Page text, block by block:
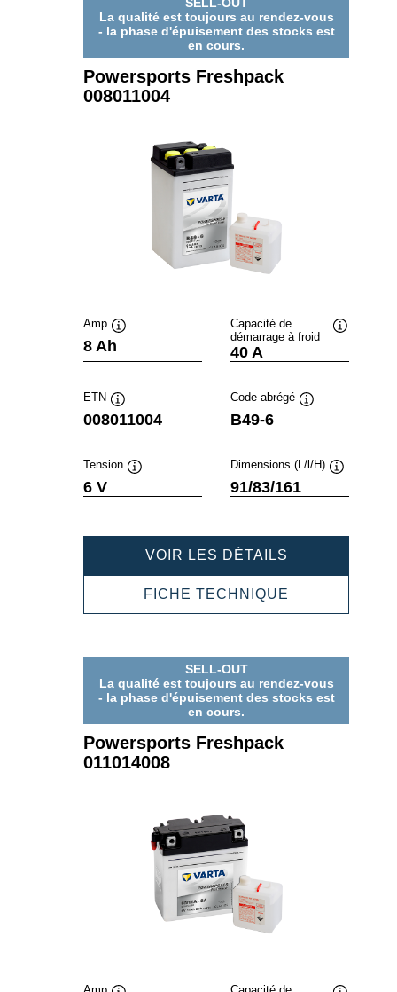
La qualité est toujours au rendez-vous
- la phase d'épuisement des stocks est
en cours.
Powersports Freshpack
008011004
Amp
8 Ah
Capacité de
démarrage à froid
40 A
ETN
Infobulle
008011004
Code abrégé
B49-6
Tension
6 V
Dimensions (L/l/H)
91/83/161
VOIR LES DÉTAILS
008011004
FICHE TECHNIQUE
SELL-OUT
La qualité est toujours au rendez-vous
- la phase d'épuisement des stocks est
en cours.
Powersports Freshpack
011014008